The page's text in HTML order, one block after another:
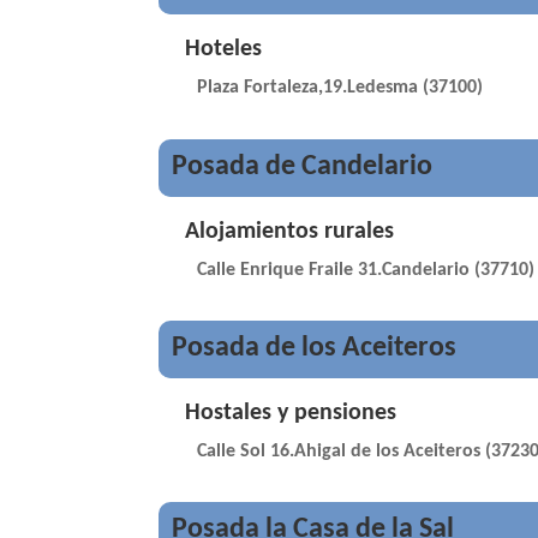
Hoteles
Plaza Fortaleza,19.Ledesma (37100)
Posada de Candelario
Alojamientos rurales
Calle Enrique Fraile 31.Candelario (37710)
Posada de los Aceiteros
Hostales y pensiones
Calle Sol 16.Ahigal de los Aceiteros
Posada la Casa de la Sal